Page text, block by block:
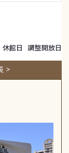
休館日 調整開放日
>